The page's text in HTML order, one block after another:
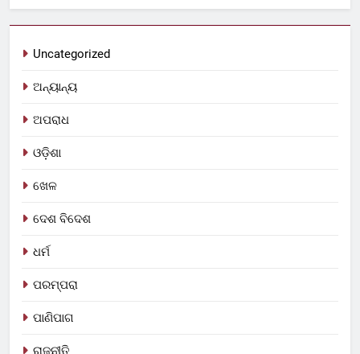
Uncategorized
ଅନ୍ୟାନ୍ୟ
ଅପରାଧ
ଓଡ଼ିଶା
ଖେଳ
ଦେଶ ବିଦେଶ
ଧର୍ମ
ପରମ୍ପରା
ପାଣିପାଗ
ରାଜନୀତି